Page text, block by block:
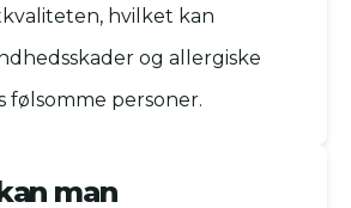
hvilket kan
og allergiske
følsomme personer.
man